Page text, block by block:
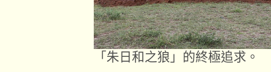
「朱日和之狼」的終極追求。